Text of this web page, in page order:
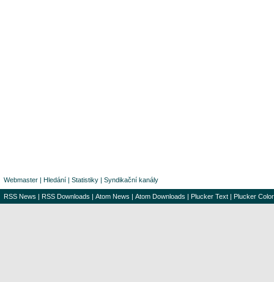
Webmaster | Hledání | Statistiky | Syndikační kanály
RSS News | RSS Downloads | Atom News | Atom Downloads | Plucker Text | Plucker Color